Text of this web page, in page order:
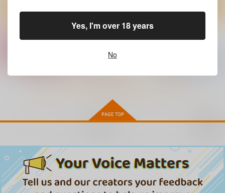
再販希望
ウサギンガわーくす
3,520円（税込）
SP「オペラ＆エイ
ダ 総集編イラスト
集」
太陽系旅団
オペラ
ぺオペ！コンプリート
イラスト集！
太陽系旅団
4,400 円（税込）
オペラ
No
Yes, I'm over 18 years